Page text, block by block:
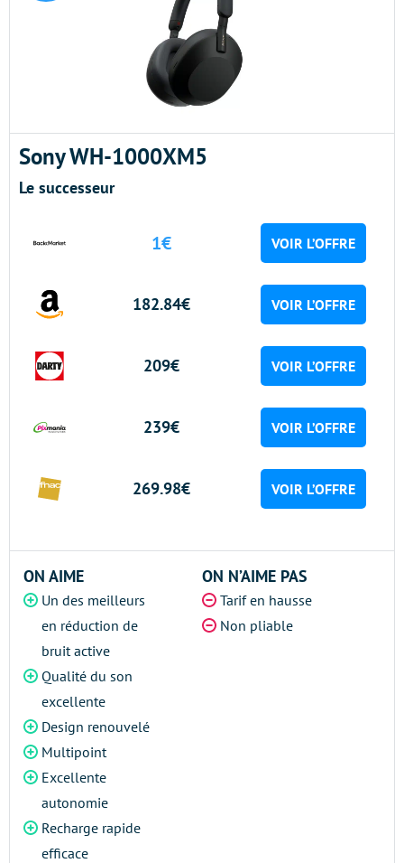
Sony WH-1000XM5
Le successeur
1€ VOIR L’OFFRE
182.84€ VOIR L’OFFRE
209€ VOIR L’OFFRE
239€ VOIR L’OFFRE
269.98€ VOIR L’OFFRE
ON AIME
Un des meilleurs
en réduction de
bruit active
Qualité du son
excellente
Design renouvelé
Multipoint
Excellente
autonomie
Recharge rapide
efficace
ON N’AIME PAS
Tarif en hausse
Non pliable